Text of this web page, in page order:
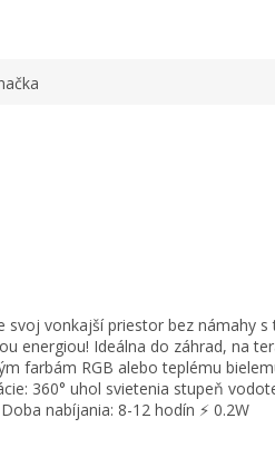
svoj vonkajší priestor bez námahy
energiou! Ideálna do záhrad, na
farbám RGB alebo teplému
360° uhol svietenia stupeň
nabíjania: 8-12 hodín ⚡ 0.2W